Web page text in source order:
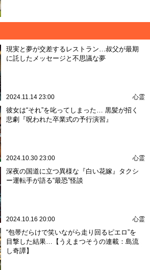
現実と夢が交差するレストラン…叔父が最期
に託したメッセージと不思議な夢
2024.11.14 23:00 心霊
彼女は“それ”を叱ってしまった… 黒髪が招く
悲劇『呪われた卒業式の予行演習』
2024.10.30 23:00 心霊
深夜の国道に立つ異様な『白い花嫁』タクシ
ー運転手が語る“最恐”怪談
2024.10.16 20:00 心霊
“包帯だらけで笑いながら走り回るピエロ”を
目撃した結果…【うえまつそうの連載：島流
し奇譚】